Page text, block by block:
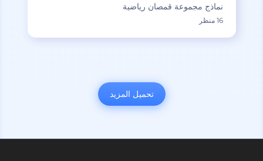
نماذج مجموعة قمصان رياضية
16 منظر
تحميل المزيد